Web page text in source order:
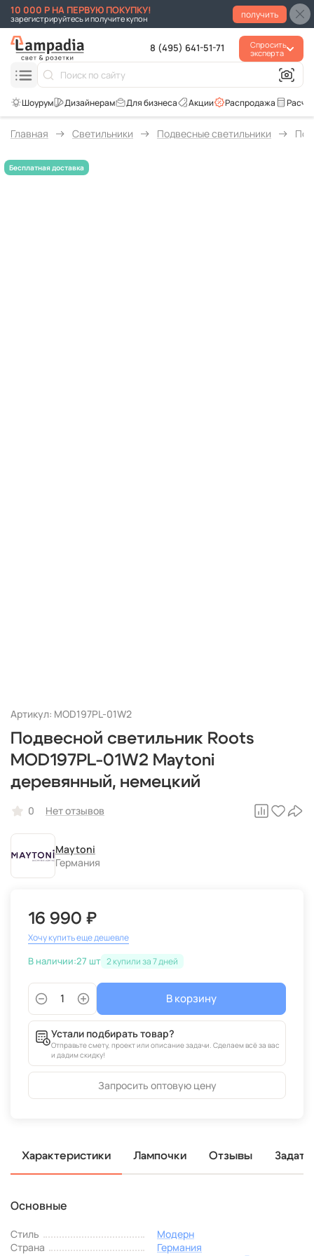
10 000 Р НА ПЕРВУЮ ПОКУПКУ!
зарегистрируйтесь и получите купон получить
8 (495) 641-51-71
Спросить
эксперта
Распродажа
Акции
Для бизнеса
Главная Светильники Подвесные светильники
Артикул: MOD197PL-01W2
Подвесной светильник Roots
MOD197PL-01W2 Maytoni
деревянный, немецкий
0 Нет отзывов
Maytoni
Германия
16 990 ₽
Хочу купить еще дешевле
В наличии:27 шт 2
В корзину
Устали подбирать товар?
Отправьте смету, проект или описание задачи. Сделаем всё за вас
и дадим скидку!
Запросить оптовую цену
Характеристики Лампочки Отзывы
Основные
Стиль
Модерн
Страна
Германия